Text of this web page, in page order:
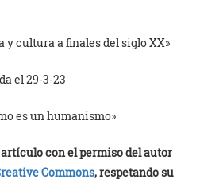
y cultura a finales del siglo XX»
el 29-3-23
es un humanismo»
con el permiso del autor
Commons, respetando su